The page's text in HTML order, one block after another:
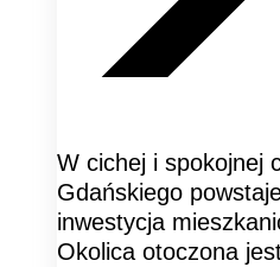
W cichej i spokojnej
Gdańskiego
inwestycja
Okolica otoczona